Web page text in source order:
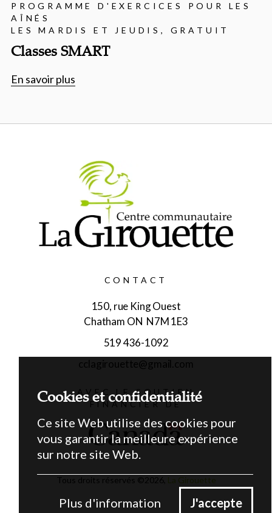
PROGRAMME D'EXERCICES POUR LES
AÎNÉS
LES MARDIS ET JEUDIS, GRATUIT
Classes SMART
En savoir plus
CONTACT
150, rue King Ouest
Chatham ON N7M 1E3
519 436-1092
cclagirouette@gmail.com
AVEC LE SOUTIEN
FINANCIER DE
Tous droits réservés © 2026, La Girouette
Cookies et confidentialité
Ce site Web utilise des cookies pour
vous garantir la meilleure expérience
sur notre site Web.
Plus d'information J'accepte